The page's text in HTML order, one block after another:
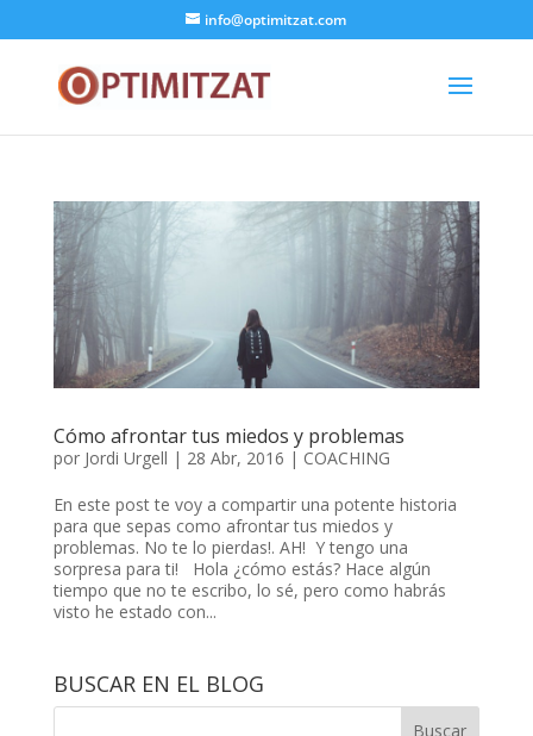
info@optimitzat.com
Cómo afrontar tus miedos y problemas
por Jordi Urgell | 28 Abr, 2016 | COACHING
En este post te voy a compartir una potente historia
para que sepas como afrontar tus miedos y
problemas. No te lo pierdas!. AH! Y tengo una
sorpresa para ti! Hola ¿cómo estás? Hace algún
tiempo que no te escribo, lo sé, pero como habrás
visto he estado con...
BUSCAR EN EL BLOG